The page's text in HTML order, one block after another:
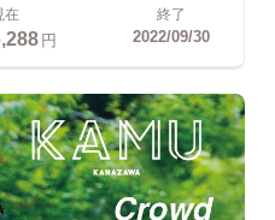
在
円
終了
2022/09/30